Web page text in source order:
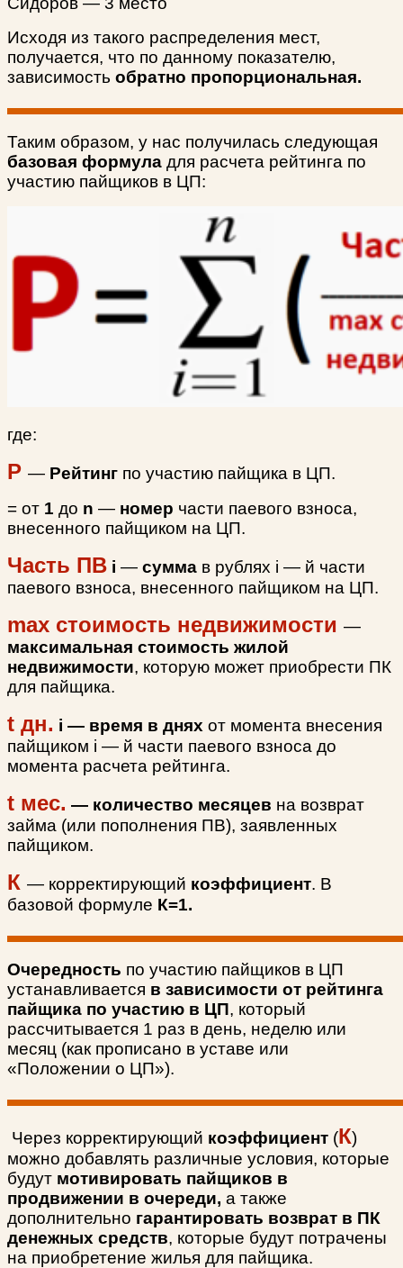
Исходя из такого распределения мест,
получается, что по данному показателю,
зависимость обратно пропорциональная.
Таким образом, у нас получилась следующая
базовая формула для расчета рейтинга по
участию пайщиков в ЦП:
где:
Р — Рейтинг по участию пайщика в ЦП.
= от 1 до n — номер части паевого взноса,
внесенного пайщиком на ЦП.
Часть ПВ i — сумма в рублях i — й части
паевого взноса, внесенного пайщиком на ЦП.
max стоимость недвижимости —
максимальная стоимость жилой
недвижимости, которую может приобрести ПК
для пайщика.
t дн. i — время в днях от момента внесения
пайщиком i — й части паевого взноса до
момента расчета рейтинга.
t мес. — количество месяцев на возврат
займа (или пополнения ПВ), заявленных
пайщиком.
К — корректирующий коэффициент. В
базовой формуле К=1.
Очередность по участию пайщиков в ЦП
устанавливается в зависимости от рейтинга
пайщика по участию в ЦП, который
рассчитывается 1 раз в день, неделю или
месяц (как прописано в уставе или
«Положении о ЦП»).
Через корректирующий коэффициент (К)
можно добавлять различные условия, которые
будут мотивировать пайщиков в
продвижении в очереди, а также
дополнительно гарантировать возврат в ПК
денежных средств, которые будут потрачены
на приобретение жилья для пайщика.